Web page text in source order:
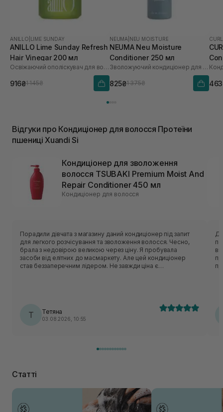
ANILLO LIME SUNDAY
ANILLO Lime Sunday Refresh
Hair Vinegar 200 мл
Освіжаючий ополіскувач для волосся
916₴1 145₴
NEUMA NEU MOISTURE
NEUMA Neu Moisture
Conditioner 250 мл
Зволожуючий кондиціонер для волосся
825₴1 375₴
Відгуки про Кондиціонер для волосся Протеїни
пшениці Xuandi Si
Кондиціонер для зволоження
волосся TSUBAKI Premium Moist And
Repair Conditioner 450 мл
Кондиціонер для волосся
Порадили дівчата з магазину даний кондиціонер під запит
для легкого розчісування та зволоження волосся. Чесно,
брала з недовірою великою через ціну. Я пробувала
засоби від елітних до масмаркету. Але цей кондиціонер
став беззаперечним лідером. Не завжди ціна є
Т Тетяна
03.08.2026, 10:55
Статті